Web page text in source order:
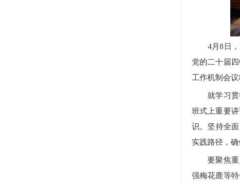
4月8日，区
党的二十届
工作机制会议
就学习贯彻
班式上重要
识。坚持全
实践路径，
要聚焦重点
强梅花鹿等